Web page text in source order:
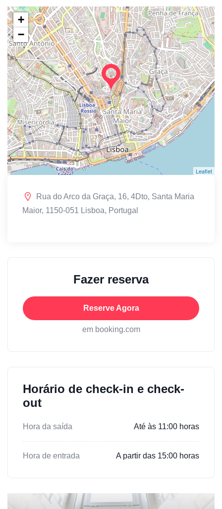
+
−
Leaflet
Rua do Arco da Graça, 16, 4Dto, Santa Maria
Maior, 1150-051 Lisboa, Portugal
Fazer reserva
Reserve Agora
em booking.com
Horário de check-in e check-
out
Hora da saída Até às 11:00 horas
Hora de entrada A partir das 15:00 horas